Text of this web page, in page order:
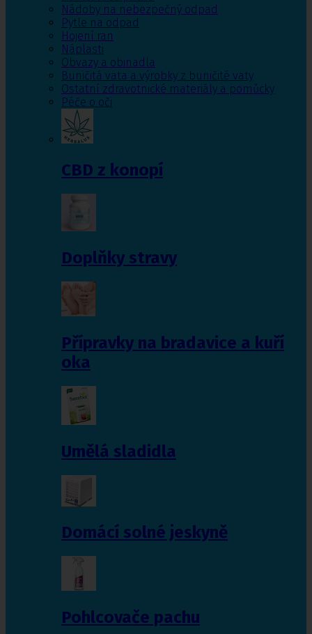
Nádoby na nebezpečný odpad
Pytle na odpad
Hojení ran
Náplasti
Obvazy a obinadla
Buničitá vata a výrobky z buničité vaty
Ostatní zdravotnické materiály a pomůcky
Péče o oči
CBD z konopí
Doplňky stravy
Přípravky na bradavice a kuří
oka
Umělá sladidla
Domácí solné jeskyně
Pohlcovače pachu